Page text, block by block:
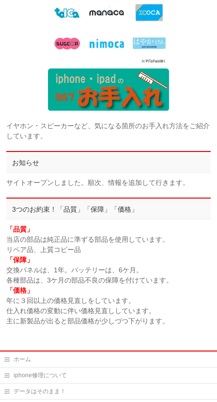
イヤホン・スピーカーなど、気になる箇所のお手入れ方法をご紹介
しています。
お知らせ
サイトオープンしました。順次、情報を追加して行きます。
3つのお約束！「品質」「保障」「価格」
「品質」
当店の部品は純正品に準ずる部品を使用しています。
リペア品、上質コピー品
「保障」
交換パネルは、1年。バッテリーは、6ケ月。
各種部品は、3ケ月の部品不良の保障を付けています。
「価格」
年に３回以上の価格見直しをしています。
仕入れ価格の変動に伴い価格見直ししています。
主に新製品が出ると部品価格が少しづつ下がります。
ホーム
iphone修理について
データはそのまま！